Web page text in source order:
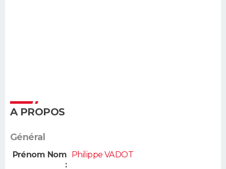
A PROPOS
Général
Prénom Nom
:
Philippe VADOT